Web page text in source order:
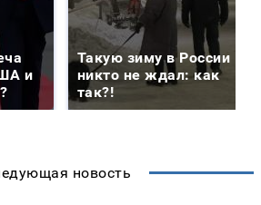
и
Такую зиму в России
никто не ждал: как
так?!
новость